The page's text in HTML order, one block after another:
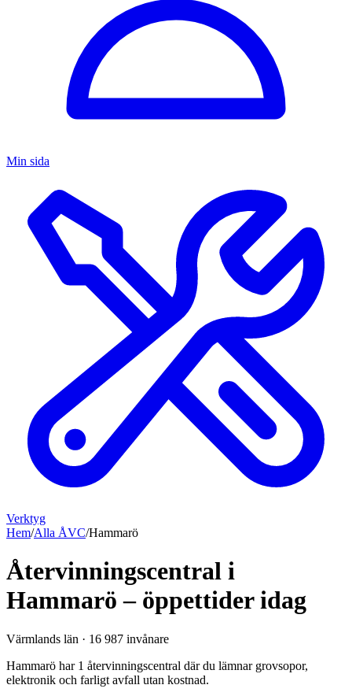
Min sida
Verktyg
Hem/Alla ÅVC/Hammarö
Återvinningscentral i
Hammarö – öppettider idag
Värmlands län · 16 987 invånare
Hammarö har 1 återvinningscentral där du lämnar grovsopor,
elektronik och farligt avfall utan kostnad.